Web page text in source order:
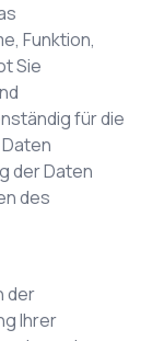
Funktion,
Sie
für die
der Daten
des
der
Ihrer